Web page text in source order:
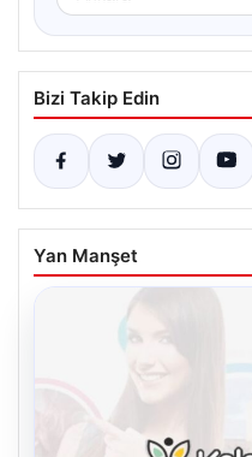
Bizi Takip Edin
Yan Manşet